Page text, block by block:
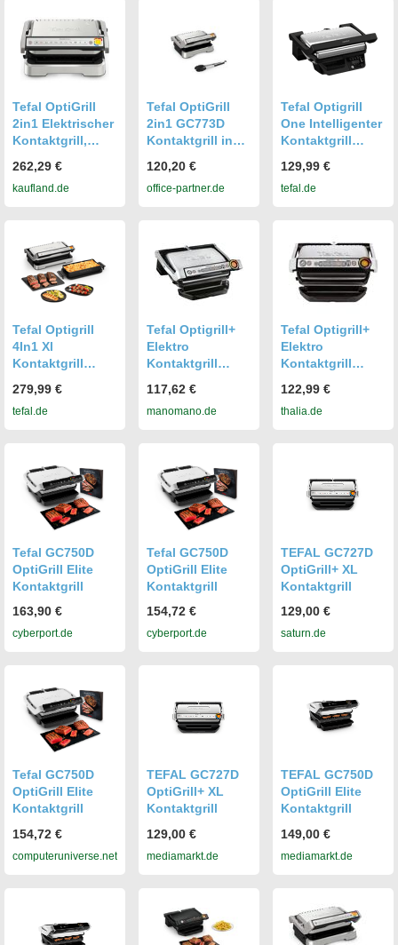
Tefal OptiGrill
2in1 Elektrischer
Kontaktgrill,
GC773D30
262,29 €
kaufland.de
Tefal OptiGrill
2in1 GC773D
Kontaktgrill inkl.
120,20 €
office-partner.de
Tefal Optigrill
One Intelligenter
Kontaktgrill
129,99 €
tefal.de
Tefal Optigrill
4In1 Xl
Kontaktgrill
279,99 €
tefal.de
Tefal Optigrill+
Elektro
Kontaktgrill
Temperaturanpa
ssung Edelstahl
117,62 €
manomano.de
Tefal Optigrill+
Elektro
Kontaktgrill
Temperaturanpa
ssung Edelstahl
122,99 €
thalia.de
Tefal GC750D
OptiGrill Elite
Kontaktgrill
163,90 €
cyberport.de
Tefal GC750D
OptiGrill Elite
Kontaktgrill
154,72 €
cyberport.de
TEFAL GC727D
OptiGrill+ XL
Kontaktgrill
129,00 €
saturn.de
Tefal GC750D
OptiGrill Elite
Kontaktgrill
154,72 €
computeruniverse.net
TEFAL GC727D
OptiGrill+ XL
Kontaktgrill
129,00 €
mediamarkt.de
TEFAL GC750D
OptiGrill Elite
Kontaktgrill
149,00 €
mediamarkt.de